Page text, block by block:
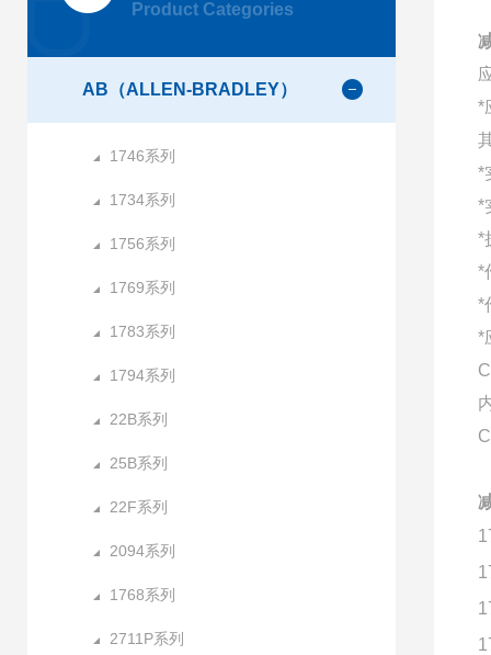
Product Categories
AB（ALLEN-BRADLEY）
1746系列
1734系列
1756系列
1769系列
1783系列
1794系列
22B系列
25B系列
22F系列
2094系列
1768系列
2711P系列
*
*
*
*
*
*
*